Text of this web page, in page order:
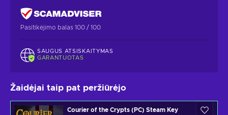
Pasitikėjimo balas 100 / 100
SAUGUS ATSISKAITYMAS
GARANTUOTAS
Žaidėjai taip pat peržiūrėjo
Courier of the Crypts (PC) Steam Key